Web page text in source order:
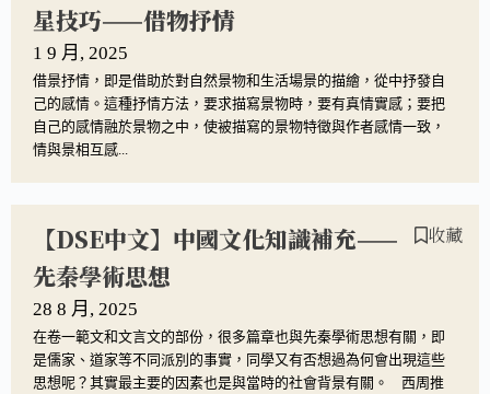
星技巧——借物抒情
1 9 月, 2025
借景抒情，即是借助於對自然景物和生活場景的描繪，從中抒發自
己的感情。這種抒情方法，要求描寫景物時，要有真情實感；要把
自己的感情融於景物之中，使被描寫的景物特徵與作者感情一致，
情與景相互感...
【DSE中文】中國文化知識補充——
先秦學術思想
收藏
28 8 月, 2025
在卷一範文和文言文的部份，很多篇章也與先秦學術思想有關，即
是儒家、道家等不同派別的事實，同學又有否想過為何會出現這些
思想呢？其實最主要的因素也是與當時的社會背景有關。 西周推